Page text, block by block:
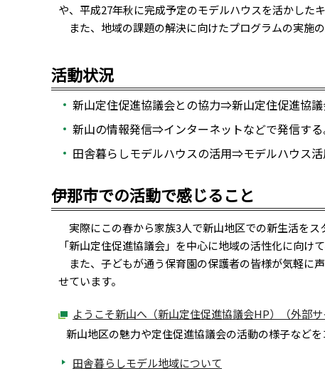
や、平成27年秋に完成予定のモデルハウスを活かした
また、地域の課題の解決に向けたプログラムの実施
活動状況
新山定住促進協議会との協力⇒新山定住促進協議
新山の情報発信⇒インターネットなどで発信する
田舎暮らしモデルハウスの活用⇒モデルハウス
伊那市での活動で感じること
実際にこの春から家族3人で新山地区での新生活をス
「新山定住促進協議会」を中心に地域の活性化に向け
また、子どもが通う保育園の保護者の皆様が気軽に
せています。
ようこそ新山へ（新山定住促進協議会HP）（外部サ
新山地区の魅力や定住促進協議会の活動の様子など
田舎暮らしモデル地域について